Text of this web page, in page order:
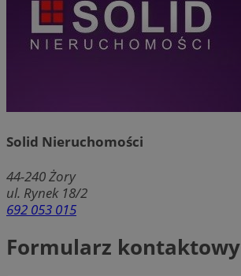
Solid Nieruchomości
44-240Żory
ul. Rynek 18/2
692 053 015
Formularz kontaktowy